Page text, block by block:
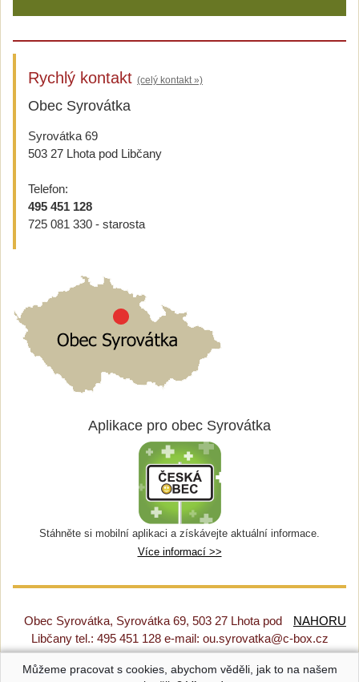
Rychlý kontakt (celý kontakt »)
Obec Syrovátka
Syrovátka 69
503 27 Lhota pod Libčany
Telefon:
495 451 128
725 081 330 - starosta
Aplikace pro obec Syrovátka
Stáhněte si mobilní aplikaci a získávejte aktuální informace.
Více informací >>
NAHORU
Obec Syrovátka, Syrovátka 69, 503 27 Lhota pod
Libčany tel.: 495 451 128 e-mail: ou.syrovatka@c-box.cz
Prohlášení o přístupnosti|Původní web|Nastavení cookies
Můžeme pracovat s cookies, abychom věděli, jak to na našem